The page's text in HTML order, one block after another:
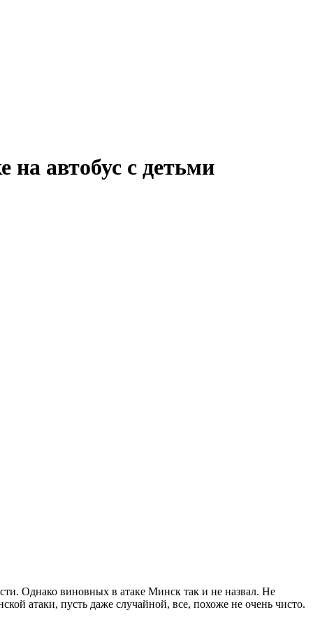
автобус с детьми
Однако виновных в атаке Минск так и не назвал. Не
атаки, пусть даже случайной, все, похоже не очень чисто.